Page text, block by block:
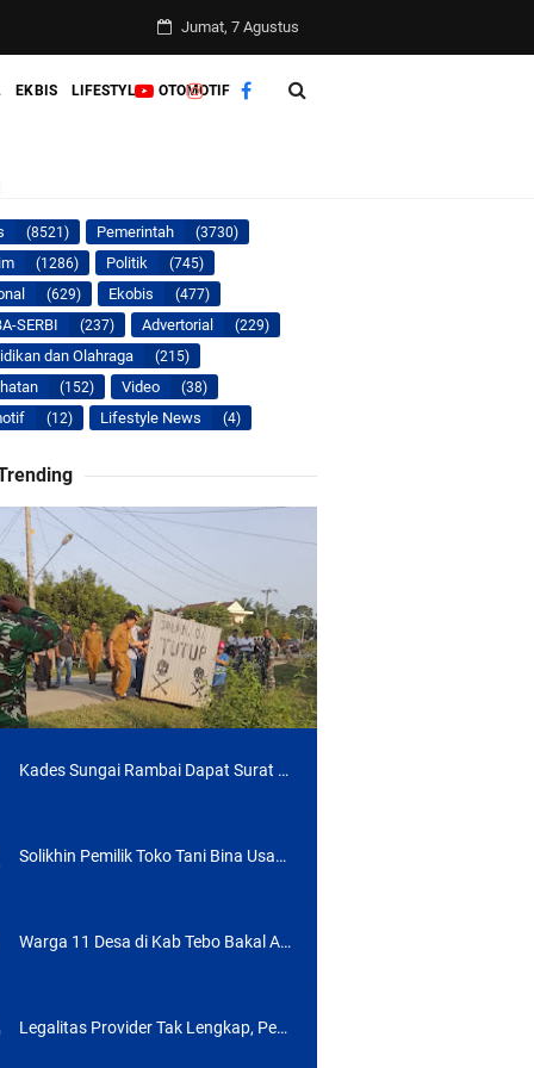
2027
2026
Jumat, 7 Agustus
EKBIS LIFESTYLE OTOMOTIF
(8521) Pemerintah (3730)
(1286) Politik (745)
(629) Ekobis (477)
SERBI (237) Advertorial (229)
dan Olahraga (215)
(152) Video (38)
(12) Lifestyle News (4)
Kades Sungai Rambai Dapat Surat Teguran Terakhir, Begini Penjelasan Sekda Kab Tebo
Solikhin Pemilik Toko Tani Bina Usaha di Tebo Tengah Mengaku Jadi Korban Penipuan, Begini Modusnya
Warga 11 Desa di Kab Tebo Bakal Aksi Besar Besaran Jika Jalan Simpang Betung-Pintas Tak Masuk APBD 2027
Legalitas Provider Tak Lengkap, Perda Belum Ada, Dinas PUPR Labura Terbitkan Izin Tiang Wifi